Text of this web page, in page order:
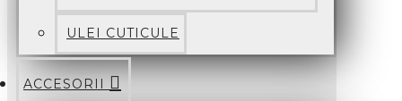
ULEI CUTICULE
ACCESORII